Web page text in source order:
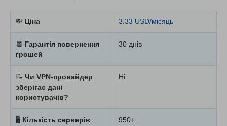
💸 Ціна 3.33 USD/місяць
📆 Гарантія повернення
грошей
30 днів
📝 Чи VPN-провайдер
зберігає дані
користувачів?
Ні
🖥 Кількість серверів 950+